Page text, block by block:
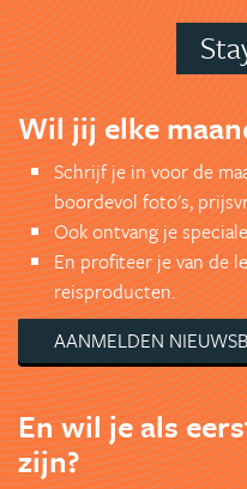
Wil jij elke
Schrijf je in voor de
boordevol foto's,
Ook ontvang je
En profiteer je van de
reisproducten.
AANMELDEN
En wil je als
zijn?